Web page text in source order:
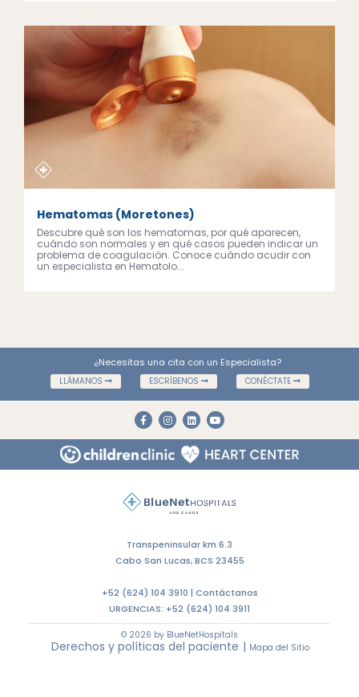
Hematomas (Moretones)
Descubre qué son los hematomas, por qué aparecen,
cuándo son normales y en qué casos pueden indicar un
problema de coagulación. Conoce cuándo acudir con
un especialista en Hematolo...
¿Necesitas una cita con un Especialista?
LLÁMANOS ESCRÍBENOS CONÉCTATE
Transpeninsular km 6.3
Cabo San Lucas, BCS 23455
+52 (624) 104 3910 | Contáctanos
URGENCIAS: +52 (624) 104 3911
© 2026 by BlueNetHospitals
Derechos y políticas del paciente | Mapa del Sitio